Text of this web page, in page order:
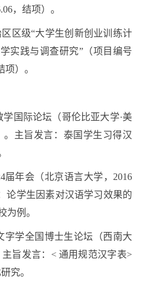
，结项）。
区级“大学生创新创业训练计
实践与调查研究”（项目编号
项）。
国际论坛（哥伦比亚大学·美
。主旨发言：泰国学生习得汉
届年会（北京语言大学，2016
论学生因素对汉语学习效果的
例。
字学全国博士生论坛（西南大
主旨发言：< 通用规范汉字表>
究。